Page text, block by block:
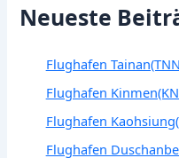
Neueste
Flughafen
Flughafen
Flughafen
Flughafen